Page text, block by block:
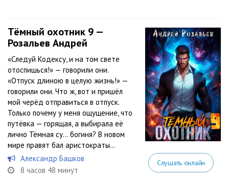
Тёмный охотник 9 —
Розальев Андрей
«Следуй Кодексу, и на том свете
отоспишься!» — говорили они.
«Отпуск длиною в целую жизнь!» —
говорили они. Что ж, вот и пришёл
мой черёд отправиться в отпуск.
Только почему у меня ощущение, что
путёвка — горящая, а выбирала её
лично Тёмная су… богиня? В новом
мире правят бал аристократы...
Александр Башков
8 часов 48 минут
Слушать онлайн